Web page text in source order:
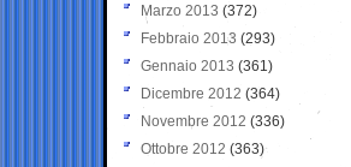
Marzo 2013 (372)
Febbraio 2013 (293)
Gennaio 2013 (361)
Dicembre 2012 (364)
Novembre 2012 (336)
Ottobre 2012 (363)